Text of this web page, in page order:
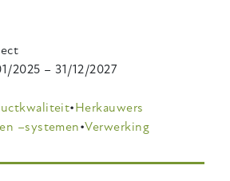
2025 –31/12/2027
Herkauwers
–systemen Verwerking